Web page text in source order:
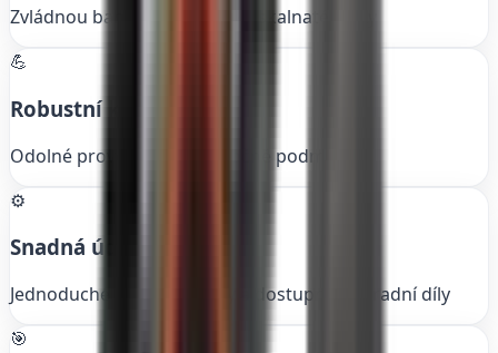
Zvládnou bahno, sníh, písek i skalnaté cesty
💪
Robustní konstrukce
Odolné provedení pro náročné podmínky
⚙️
Snadná údržba
Jednoduché servisní úkony a dostupné náhradní díly
🎯